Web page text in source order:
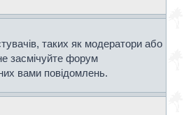
таких як модератори або
засмічуйте форум
вами повідомлень.